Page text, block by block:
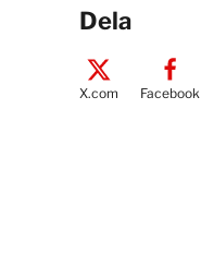
Dela
X.com Facebook